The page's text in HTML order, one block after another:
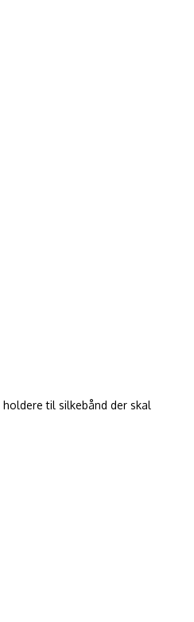
til silkebånd der skal